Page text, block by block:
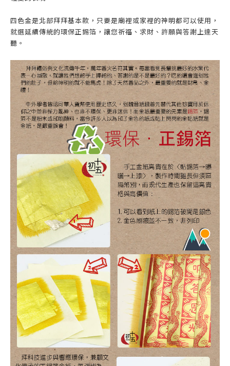
四色金是北部拜拜基本款，只要是廟裡或家裡的神明都可以使用，
就選延續傳統的環保正錫箔，讓您祈福、求財、許願與答謝上達天
聽。